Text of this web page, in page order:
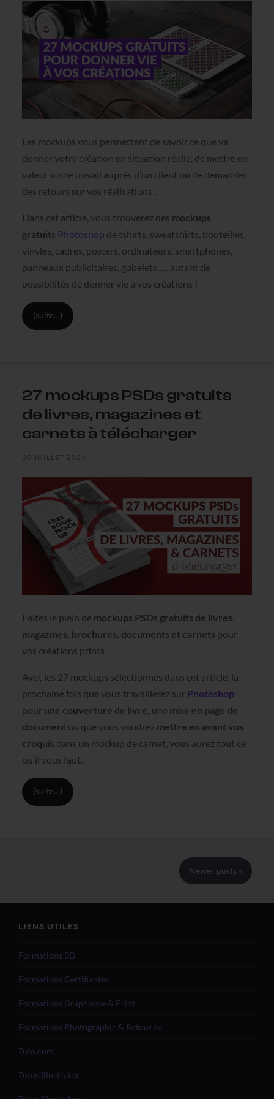
Les mockups vous permettent de savoir ce que va
donner votre création en situation réelle, de mettre en
valeur votre travail auprès d’un client ou de demander
des retours sur vos réalisations …
Dans cet article, vous trouverez des mockups
gratuits Photoshop de tshirts, sweatshirts, bouteilles,
vinyles, cadres, posters, ordinateurs, smartphones,
panneaux publicitaires, gobelets, … autant de
possibilités de donner vie à vos créations !
(suite…)
27 mockups PSDs gratuits
de livres, magazines et
carnets à télécharger
20 JUILLET 2021
Faites le plein de mockups PSDs gratuits de livres,
magazines, brochures, documents et carnets pour
vos créations prints.
Avec les 27 mockups sélectionnés dans cet article, la
prochaine fois que vous travaillerez sur Photoshop
pourune couverture de livre, une mise en page de
document ou que vous voudrez mettre en avant vos
croquis dans un mockup de carnet, vous aurez tout ce
qu’il vous faut.
(suite…)
Newer posts »
LIENS UTILES
Formations 3D
Formations Certifiantes
Formations Graphisme & Print
Formations Photographie & Retouche
Tuto.com
Tutos Illustrator